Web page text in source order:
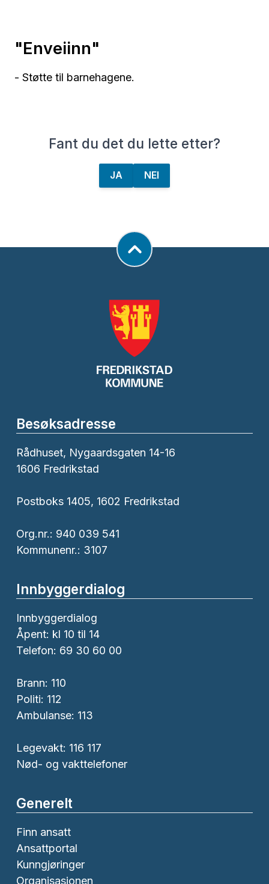
"Enveiinn"
- Støtte til barnehagene.
Fant du det du lette etter?
JA NEI
Besøksadresse
Rådhuset, Nygaardsgaten 14-16
1606 Fredrikstad
Postboks 1405, 1602 Fredrikstad
Org.nr.: 940 039 541
Kommunenr.: 3107
Innbyggerdialog
Innbyggerdialog
Åpent: kl 10 til 14
Telefon: 69 30 60 00
Brann: 110
Politi: 112
Ambulanse: 113
Legevakt: 116 117
Nød- og vakttelefoner
Generelt
Finn ansatt
Ansattportal
Kunngjøringer
Organisasjonen